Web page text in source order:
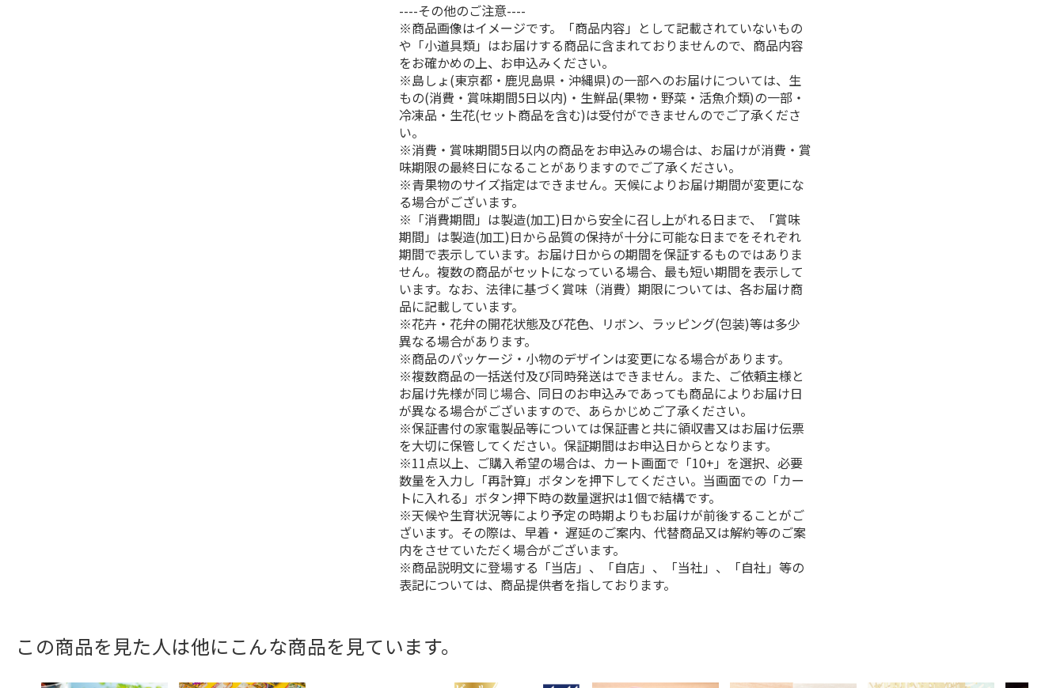
----その他のご注意----
※商品画像はイメージです。「商品内容」として記載されていないもの
や「小道具類」はお届けする商品に含まれておりませんので、商品内容
をお確かめの上、お申込みください。
※島しょ(東京都・鹿児島県・沖縄県)の一部へのお届けについては、生
もの(消費・賞味期間5日以内)・生鮮品(果物・野菜・活魚介類)の一部・
冷凍品・生花(セット商品を含む)は受付ができませんのでご了承くださ
い。
※消費・賞味期間5日以内の商品をお申込みの場合は、お届けが消費・賞
味期限の最終日になることがありますのでご了承ください。
※青果物のサイズ指定はできません。天候によりお届け期間が変更にな
る場合がございます。
※「消費期間」は製造(加工)日から安全に召し上がれる日まで、「賞味
期間」は製造(加工)日から品質の保持が十分に可能な日までをそれぞれ
期間で表示しています。お届け日からの期間を保証するものではありま
せん。複数の商品がセットになっている場合、最も短い期間を表示して
います。なお、法律に基づく賞味（消費）期限については、各お届け商
品に記載しています。
※花卉・花弁の開花状態及び花色、リボン、ラッピング(包装)等は多少
異なる場合があります。
※商品のパッケージ・小物のデザインは変更になる場合があります。
※複数商品の一括送付及び同時発送はできません。また、ご依頼主様と
お届け先様が同じ場合、同日のお申込みであっても商品によりお届け日
が異なる場合がございますので、あらかじめご了承ください。
※保証書付の家電製品等については保証書と共に領収書又はお届け伝票
を大切に保管してください。保証期間はお申込日からとなります。
※11点以上、ご購入希望の場合は、カート画面で「10+」を選択、必要
数量を入力し「再計算」ボタンを押下してください。当画面での「カー
トに入れる」ボタン押下時の数量選択は1個で結構です。
※天候や生育状況等により予定の時期よりもお届けが前後することがご
ざいます。その際は、早着・ 遅延のご案内、代替商品又は解約等のご案
内をさせていただく場合がございます。
※商品説明文に登場する「当店」、「自店」、「当社」、「自社」等の
表記については、商品提供者を指しております。
この商品を見た人は他にこんな商品を見ています。